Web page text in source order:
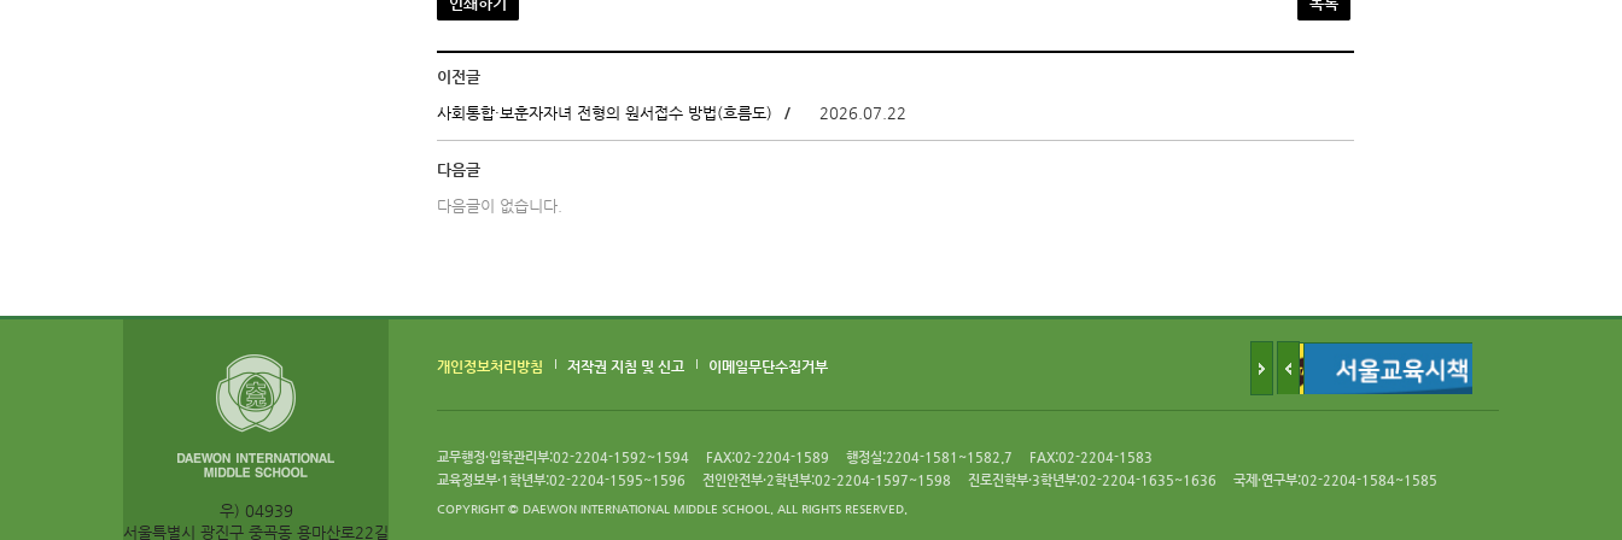
이전글
사회통합·보훈자자녀 전형의 원서접수 방법(흐름도) / 2026.07.22
다음글
다음글이 없습니다.
우) 04939
서울특별시 광진구 중곡동 용마산로22길
개인정보처리방침 저작권 지침 및 신고 이메일무단수집거부
교무행정·입학관리부:02-2204-1592~1594 FAX:02-2204-1589 행정실:2204-1581~1582.7
FAX:02-2204-1583
교육정보부·1학년부:02-2204-1595~1596
전인안전부·2학년부:02-2204-1597~1598 진로진학부·3학년부:02-2204-1635~1636 국제·연구부:02-2204-1584~1585
COPYRIGHT © DAEWON INTERNATIONAL MIDDLE SCHOOL. ALL RIGHTS RESERVED.